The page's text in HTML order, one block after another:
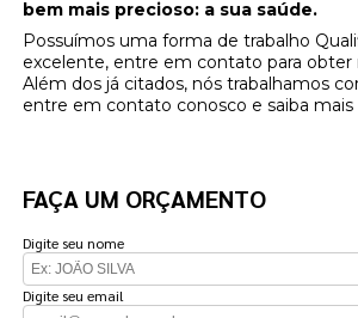
bem mais precioso: a sua saúde.
Possuímos uma forma de trabalho
excelente, entre em contato para obter
Além dos já citados, nós trabalhamos
entre em contato conosco e saiba mais
FAÇA UM ORÇAMENTO
Digite seu nome
Digite seu email